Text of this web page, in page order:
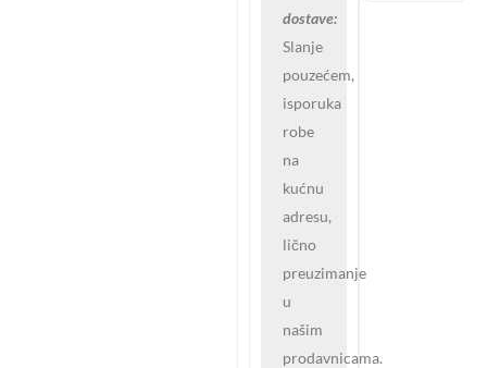
dostave:
Slanje
pouzećem,
isporuka
robe
na
kućnu
adresu,
lično
preuzimanje
u
našim
prodavnicama.